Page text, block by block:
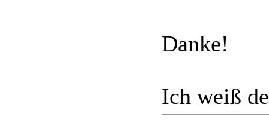
Danke!
Ich weiß